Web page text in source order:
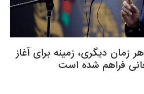
هر زمان دیگری، زمینه برای آغاز
فراهم شده است